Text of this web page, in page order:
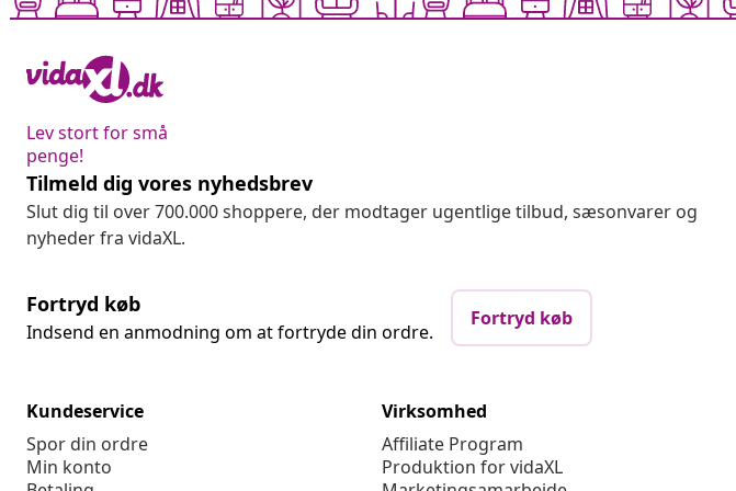
Lev stort for små
penge!
Tilmeld dig vores nyhedsbrev
Slut dig til over 700.000 shoppere, der modtager ugentlige tilbud, sæsonvarer og
nyheder fra vidaXL.
Fortryd køb
Indsend en anmodning om at fortryde din ordre.
Fortryd køb
Kundeservice
Spor din ordre
Min konto
Virksomhed
Affiliate Program
Produktion for vidaXL